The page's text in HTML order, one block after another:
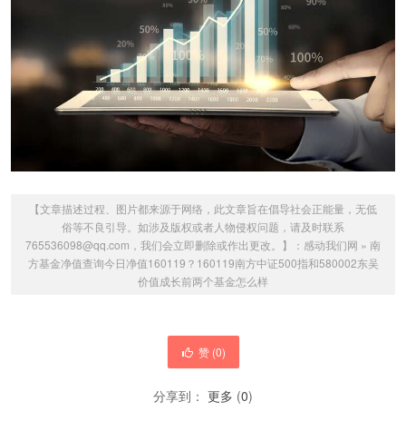
【文章描述过程、图片都来源于网络，此文章旨在倡导社会正能量，无低
俗等不良引导。如涉及版权或者人物侵权问题，请及时联系
765536098@qq.com，我们会立即删除或作出更改。】： 感动我们网 » 南
方基金净值查询今日净值160119？160119南方中证500指和580002东吴
价值成长前两个基金怎么样
赞 (0)
分享到： 更多 (0)